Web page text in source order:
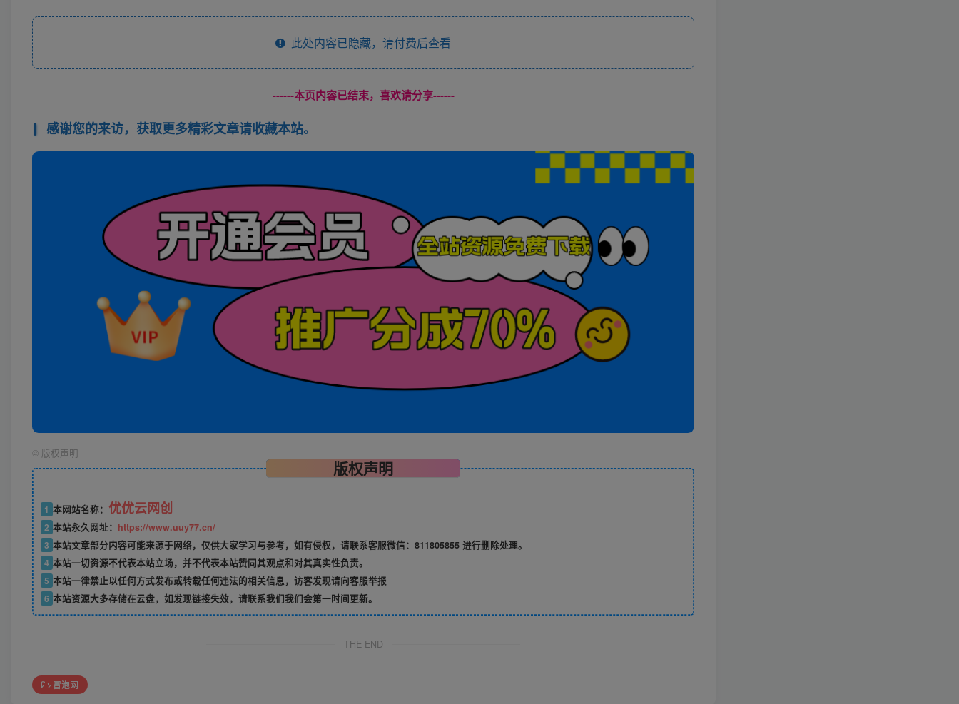
此处内容已隐藏，请付费后查看
------本页内容已结束，喜欢请分享------
感谢您的来访，获取更多精彩文章请收藏本站。
© 版权声明
版权声明
1 本网站名称： 优优云网创
2 本站永久网址： https://www.uuy77.cn/
3 本站文章部分内容可能来源于网络，仅供大家学习与参考，如有侵权，请联系客服微信：811805855 进行删除处理。
4 本站一切资源不代表本站立场，并不代表本站赞同其观点和对其真实性负责。
5 本站一律禁止以任何方式发布或转载任何违法的相关信息，访客发现请向客服举报
6 本站资源大多存储在云盘，如发现链接失效，请联系我们我们会第一时间更新。
THE END
冒泡网